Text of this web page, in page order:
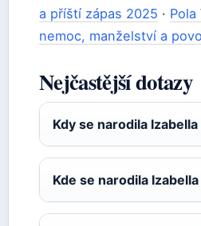
a příští zápas 2025 ·
nemoc, manželství a
Nejčastější dotazy
Kdy se narodila
Kde se narodila